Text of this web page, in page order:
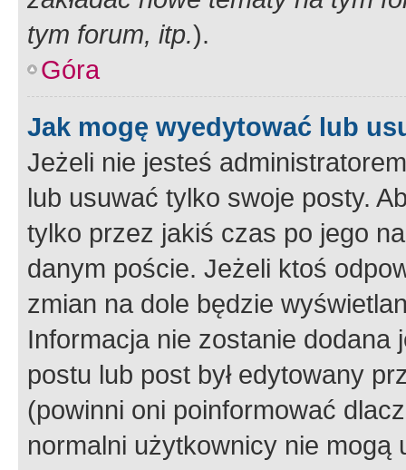
tym forum, itp.).
Góra
Jak mogę wyedytować lub
Jeżeli nie jesteś
lub usuwać tylko swoje posty.
tylko przez jakiś czas po jego
danym poście. Jeżeli ktoś
zmian na dole będzie
Informacja nie zostanie dodana
postu lub post był edytowany
(powinni oni poinformować
normalni użytkownicy nie